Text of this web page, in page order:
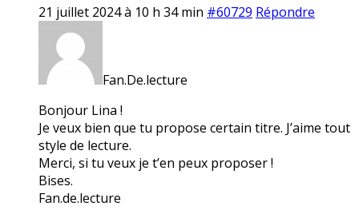
21 juillet 2024 à 10 h 34 min #60729 Répondre
Fan.De.lecture
Bonjour Lina !
Je veux bien que tu propose certain titre. J’aime tout
style de lecture.
Merci, si tu veux je t’en peux proposer !
Bises.
Fan.de.lecture